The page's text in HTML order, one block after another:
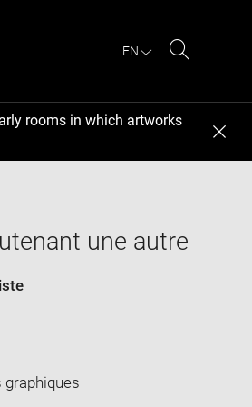
EN
rooms in which artworks
une autre
graphiques